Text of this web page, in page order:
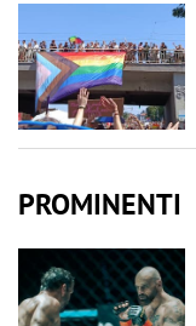
PROMINENTI